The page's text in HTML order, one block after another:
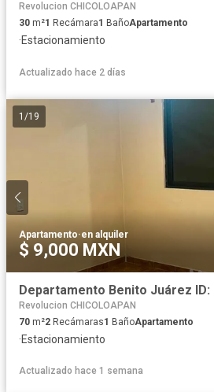
Revolucion CHICOLOAPAN
30 m²1 Recámara1 BañoApartamento
·Estacionamiento
Actualizado hace 2 días
1 /19
Apartamento·en alquiler
$ 9,000 MXN
Departamento Benito Juárez ID:
Revolucion CHICOLOAPAN
70 m²2 Recámaras1 BañoApartamento
·Estacionamiento
Actualizado hace 1 semana